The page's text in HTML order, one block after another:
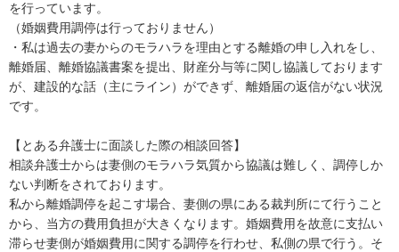
を行っています。
（婚姻費用調停は行っておりません）
・私は過去の妻からのモラハラを理由とする離婚の申し入れをし、
離婚届、離婚協議書案を提出、財産分与等に関し協議しております
が、建設的な話（主にライン）ができず、離婚届の返信がない状況
です。
【とある弁護士に面談した際の相談回答】
相談弁護士からは妻側のモラハラ気質から協議は難しく、調停しか
ない判断をされております。
私から離婚調停を起こす場合、妻側の県にある裁判所にて行うこと
から、当方の費用負担が大きくなります。婚姻費用を故意に支払い
滞らせ妻側が婚姻費用に関する調停を行わせ、私側の県で行う。そ